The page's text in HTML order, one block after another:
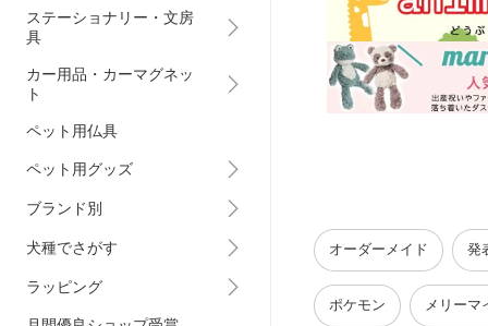
ステーショナリー・文房
具
カー用品・カーマグネッ
ト
ペット用仏具
ペット用グッズ
ブランド別
犬種でさがす
ラッピング
オーダーメイド 発
ポケモン メリーマ